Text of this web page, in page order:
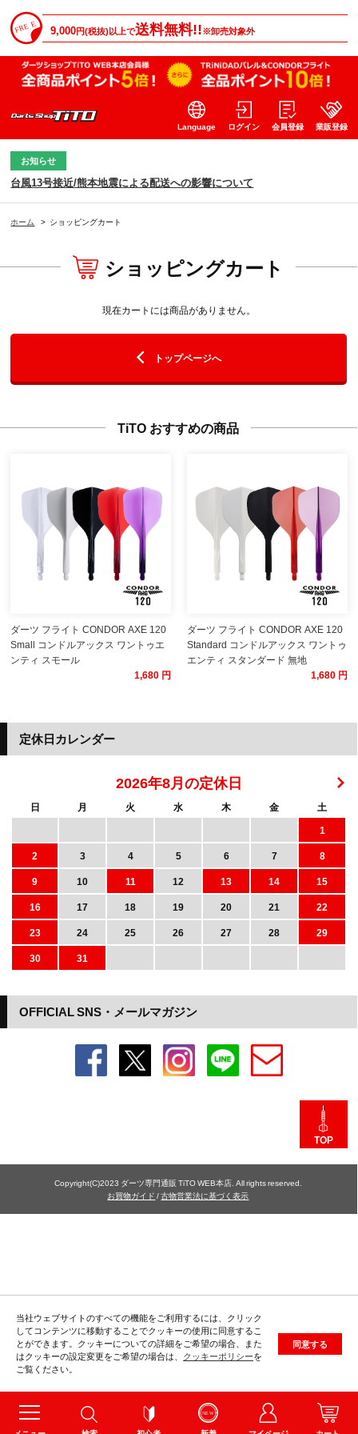
9,000円(税抜)以上で送料無料!!※卸売対象外
Language ログイン 会員登録 業販登録
お知らせ
台風13号接近/熊本地震による配送への影響について
ホーム > ショッピングカート
ショッピングカート
現在カートには商品がありません。
トップページへ
TiTO おすすめの商品
ダーツ フライト CONDOR AXE 120
Small コンドルアックス ワントゥエ
ンティ スモール
1,680 円
ダーツ フライト CONDOR AXE 120
Standard コンドルアックス ワントゥ
エンティ スタンダード 無地
1,680 円
当社ウェブサイトのすべての機能をご利用するには、クリック
してコンテンツに移動することでクッキーの使用に同意するこ
とができます。クッキーについての詳細をご希望の場合、また
はクッキーの設定変更をご希望の場合は、 クッキーポリシーを
ご覧ください。
同意する
OFFICIAL SNS・メールマガジン
定休日カレンダー
2026年8月の定休日
日 月 火 水 木 金
土
1
2
3 4 5 6 7
8
9
10 11 12 13 14
15
16
17 18 19 20 21
22
23
24 25 26 27 28
29
30
31
TOP
Copyright(C)2023 ダーツ専門通販 TiTO WEB本店. All rights reserved.
お買物ガイド /古物営業法に基づく表示